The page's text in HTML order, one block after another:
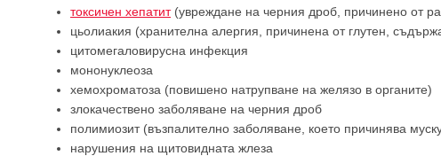
токсичен хепатит(увреждане на черния дроб, причинено от
цьолиакия (хранителна алергия, причинена от глутен,
цитомегаловирусна инфекция
мононуклеоза
хемохроматоза (повишено натрупване на желязо в органите)
злокачествено заболяване на черния дроб
полимиозит (възпалително заболяване, което причинява
нарушения на щитовидната жлеза